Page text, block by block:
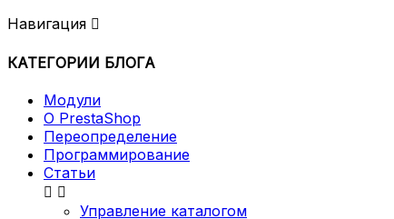
Навигация 
КАТЕГОРИИ БЛОГА
Модули
О PrestaShop
Переопределение
Программирование
Статьи
 
Управление каталогом